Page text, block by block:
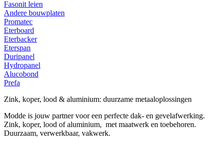
Fasonit leien
Andere bouwplaten
Promatec
Eterboard
Eterbacker
Eterspan
Duripanel
Hydropanel
Alucobond
Prefa
Zink, koper, lood & aluminium: duurzame metaaloplossingen
Modde is jouw partner voor een perfecte dak- en gevelafwerking.
Zink, koper, lood of aluminium, met maatwerk en toebehoren.
Duurzaam, verwerkbaar, vakwerk.